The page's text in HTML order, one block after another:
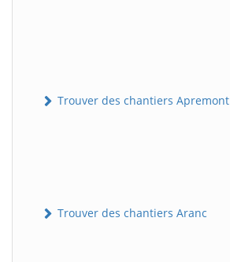
Trouver des chantiers Apremont
Trouver des chantiers Aranc